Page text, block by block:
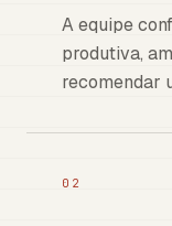
A equipe
produtiva,
recomendar
02